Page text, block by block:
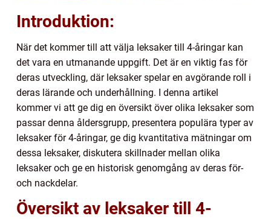
Introduktion:
När det kommer till att välja leksaker till 4-åringar kan
det vara en utmanande uppgift. Det är en viktig fas för
deras utveckling, där leksaker spelar en avgörande roll i
deras lärande och underhållning. I denna artikel
kommer vi att ge dig en översikt över olika leksaker som
passar denna åldersgrupp, presentera populära typer av
leksaker för 4-åringar, ge dig kvantitativa mätningar om
dessa leksaker, diskutera skillnader mellan olika
leksaker och ge en historisk genomgång av deras för-
och nackdelar.
Översikt av leksaker till 4-